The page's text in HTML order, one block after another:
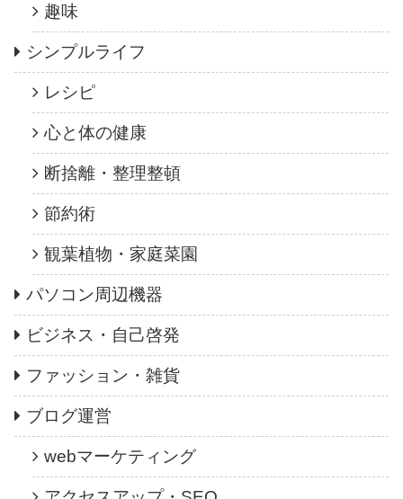
趣味
シンプルライフ
レシピ
心と体の健康
断捨離・整理整頓
節約術
観葉植物・家庭菜園
パソコン周辺機器
ビジネス・自己啓発
ファッション・雑貨
ブログ運営
webマーケティング